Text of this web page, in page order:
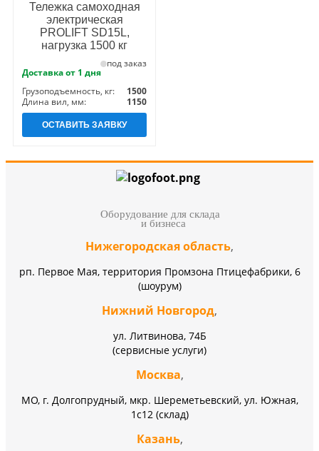
Тележка самоходная
электрическая
PROLIFT SD15L,
нагрузка 1500 кг
под заказ
Доставка от 1 дня
Грузоподъемность, кг:
1500
Длина вил, мм:
1150
ОСТАВИТЬ ЗАЯВКУ
Оборудование для склада
и бизнеса
Нижегородская область,
рп. Первое Мая, территория Промзона Птицефабрики, 6
(шоурум)
Нижний Новгород,
ул. Литвинова, 74Б
(сервисные услуги)
Москва,
МО, г. Долгопрудный, мкр. Шереметьевский, ул. Южная,
1с12 (склад)
Казань,